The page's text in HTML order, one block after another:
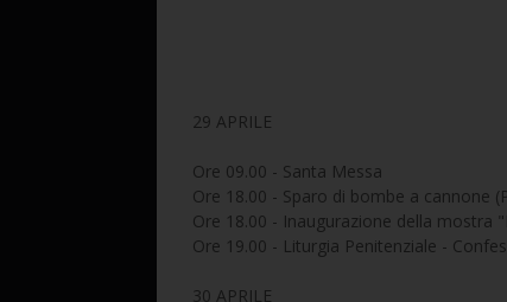
29 APRILE
Ore 09.00 - Santa Messa
Ore 18.00 - Sparo di bombe a cannone
Ore 18.00 - Inaugurazione della mostra
Ore 19.00 - Liturgia Penitenziale -
30 APRILE